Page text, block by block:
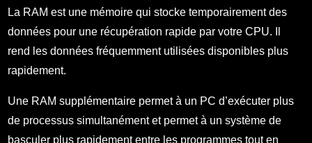
La RAM est une mémoire qui stocke temporairement des
données pour une récupération rapide par votre CPU. Il
rend les données fréquemment utilisées disponibles plus
rapidement.
Une RAM supplémentaire permet à un PC d’exécuter plus
de processus simultanément et permet à un système de
basculer plus rapidement entre les programmes tout en